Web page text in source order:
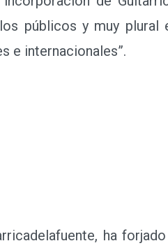
públicos y muy plural
e internacionales”.
ha